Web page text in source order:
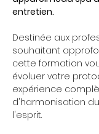
entretien.
Destinée aux
souhaitant
cette formation
évoluer votre
expérience
d'harmonisation
l'esprit.